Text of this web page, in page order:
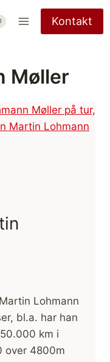
Kontakt
Møller
Lohmann
bl.a. har han
km i
over 4800m